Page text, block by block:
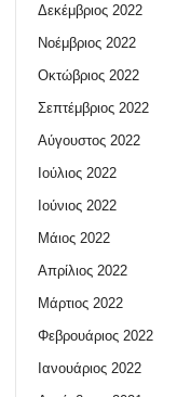
Δεκέμβριος 2022
Νοέμβριος 2022
Οκτώβριος 2022
Σεπτέμβριος 2022
Αύγουστος 2022
Ιούλιος 2022
Ιούνιος 2022
Μάιος 2022
Απρίλιος 2022
Μάρτιος 2022
Φεβρουάριος 2022
Ιανουάριος 2022